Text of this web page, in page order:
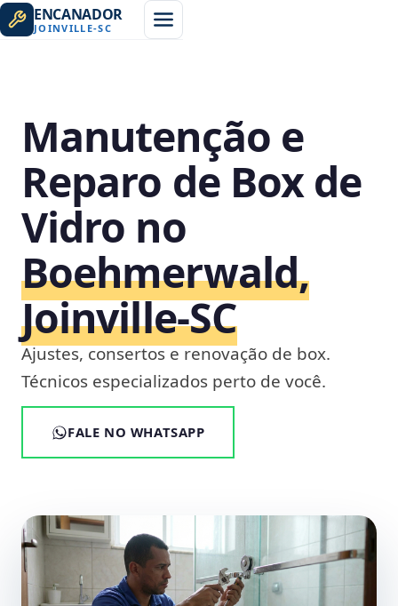
ENCANADOR
JOINVILLE-SC
Manutenção e
Reparo de Box de
Vidro no
Boehmerwald,
Joinville‑SC
Ajustes, consertos e renovação de box.
Técnicos especializados perto de você.
FALE NO WHATSAPP